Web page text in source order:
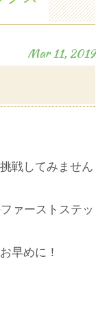
Mar 11, 2019
戦してみません
ァーストステッ
早めに！